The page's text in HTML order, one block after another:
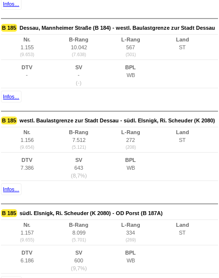
Infos...
B 185 Dessau, Mannheimer Straße (B 184) - westl. Baulastgrenze zur Stadt Dessau
Nr.
1.155
(9.653)
B-Rang
10.042
(7.638)
L-Rang
567
(501)
Land
ST
DTV
-
SV
-
(-)
BPL
WB
Infos...
B 185 westl. Baulastgrenze zur Stadt Dessau - südl. Elsnigk, Ri. Scheuder (K 2080)
Nr.
1.156
(9.654)
B-Rang
7.512
(5.121)
L-Rang
272
(208)
Land
ST
DTV
7.386
SV
643
(8,7%)
BPL
WB
Infos...
B 185 südl. Elsnigk, Ri. Scheuder (K 2080) - OD Porst (B 187A)
Nr.
1.157
(9.655)
B-Rang
8.099
(5.701)
L-Rang
334
(269)
Land
ST
DTV
6.186
SV
600
(9,7%)
BPL
WB